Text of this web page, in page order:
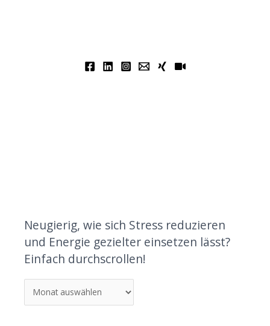
Neugierig, wie sich Stress reduzieren
und Energie gezielter einsetzen lässt?
Einfach durchscrollen!